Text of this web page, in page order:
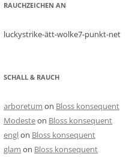
RAUCHZEICHEN AN
luckystrike-ätt-wolke7-punkt-net
SCHALL & RAUCH
arboretum on Bloss konsequent
Modesteon Bloss konsequent
englon Bloss konsequent
glam on Bloss konsequent